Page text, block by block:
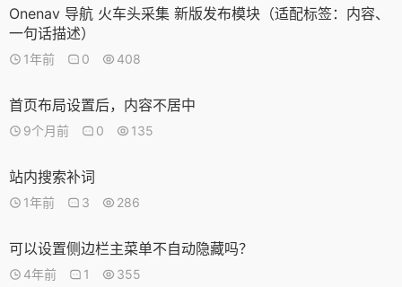
Onenav 导航 火车头采集 新版发布模块（适配标签：内容、
一句话描述）
1年前 0 408
首页布局设置后，内容不居中
9个月前 0 135
站内搜索补词
1年前 3 286
可以设置侧边栏主菜单不自动隐藏吗？
4年前 1 355